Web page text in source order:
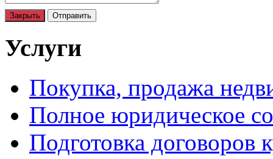
Закрыть Отправить
Услуги
Покупка, продажа
Полное юридическое
Подготовка